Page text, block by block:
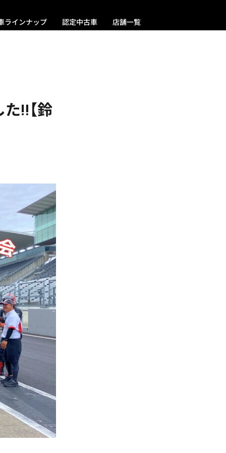
ラインナップ 認定中古車 店舗一覧
‼️【鈴